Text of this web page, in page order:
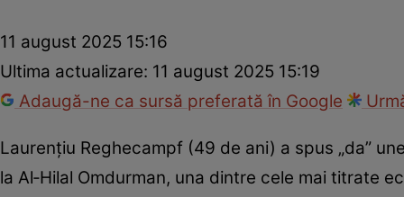
11 august 2025 15:16
Ultima actualizare: 11 august 2025 15:19
Adaugă-ne ca sursă preferată în Google
Laurențiu Reghecampf (49 de ani) a spus „da”
la Al‑Hilal Omdurman, una dintre cele mai titrate